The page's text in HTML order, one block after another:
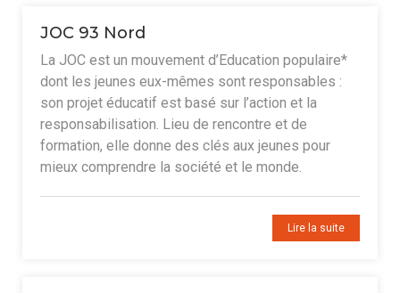
JOC 93 Nord
La JOC est un mouvement d’Education populaire*
dont les jeunes eux-mêmes sont responsables :
son projet éducatif est basé sur l’action et la
responsabilisation. Lieu de rencontre et de
formation, elle donne des clés aux jeunes pour
mieux comprendre la société et le monde.
Lire la suite